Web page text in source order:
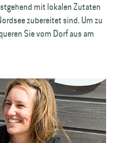
mit lokalen Zutaten
zubereitet sind. Um zu
Sie vom Dorf aus am